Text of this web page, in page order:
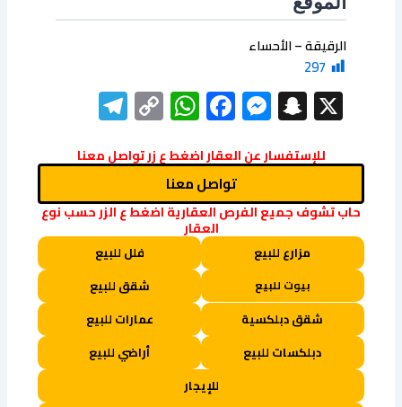
الرقيقة – الأحساء
297
X
Snapchat
Messenger
Facebook
WhatsApp
Copy
Link
للإستفسار عن العقار اضغط ع زر تواصل معنا
تواصل معنا
حاب تشوف جميع الفرص العقارية اضغط ع الزر حسب نوع
العقار
مزارع للبيع فلل للبيع
بيوت للبيع
شقق للبيع
شقق دبلكسية
عمارات للبيع
دبلكسات للبيع
أراضي للبيع
للإيجار